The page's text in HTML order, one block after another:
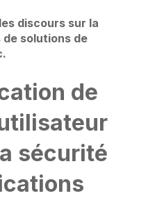
discours sur la
solutions de
de
sécurité